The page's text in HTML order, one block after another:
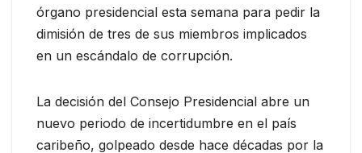
órgano presidencial esta semana para pedir la
dimisión de tres de sus miembros implicados
en un escándalo de corrupción.
La decisión del Consejo Presidencial abre un
nuevo periodo de incertidumbre en el país
caribeño, golpeado desde hace décadas por la